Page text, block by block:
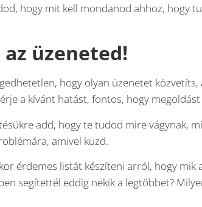
hogy mit kell mondanod ahhoz, hogy
üzeneted!
hogy olyan üzenetet
a kívánt hatást, fontos, hogy
add, hogy te tudod mire vágynak,
amivel küzd.
érdemes listát készíteni arról, hogy mik
segítettél eddig nekik a legtöbbet?